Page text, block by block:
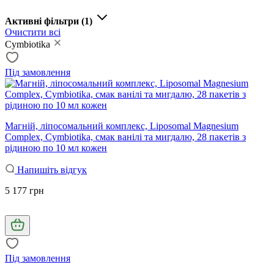
Активні фільтри (1)
Очистити всі
Cymbiotika
Під замовлення
Магній, ліпосомальний комплекс, Liposomal Magnesium
Complex, Cymbiotika, смак ванілі та мигдалю, 28 пакетів з
рідиною по 10 мл кожен
Напишіть відгук
5 177 грн
Під замовлення